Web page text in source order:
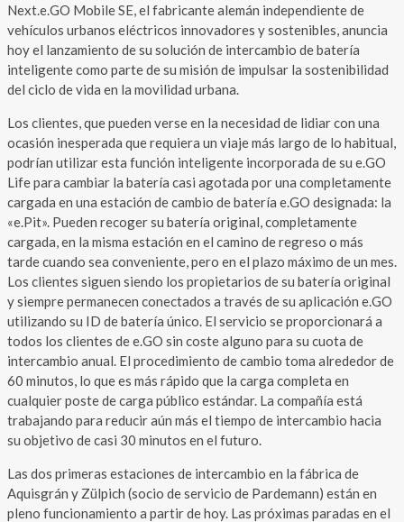
Next.e.GO Mobile SE, el fabricante alemán independiente de
vehículos urbanos eléctricos innovadores y sostenibles, anuncia
hoy el lanzamiento de su solución de intercambio de batería
inteligente como parte de su misión de impulsar la sostenibilidad
del ciclo de vida en la movilidad urbana.
Los clientes, que pueden verse en la necesidad de lidiar con una
ocasión inesperada que requiera un viaje más largo de lo habitual,
podrían utilizar esta función inteligente incorporada de su e.GO
Life para cambiar la batería casi agotada por una completamente
cargada en una estación de cambio de batería e.GO designada: la
«e.Pit». Pueden recoger su batería original, completamente
cargada, en la misma estación en el camino de regreso o más
tarde cuando sea conveniente, pero en el plazo máximo de un mes.
Los clientes siguen siendo los propietarios de su batería original
y siempre permanecen conectados a través de su aplicación e.GO
utilizando su ID de batería único. El servicio se proporcionará a
todos los clientes de e.GO sin coste alguno para su cuota de
intercambio anual. El procedimiento de cambio toma alrededor de
60 minutos, lo que es más rápido que la carga completa en
cualquier poste de carga público estándar. La compañía está
trabajando para reducir aún más el tiempo de intercambio hacia
su objetivo de casi 30 minutos en el futuro.
Las dos primeras estaciones de intercambio en la fábrica de
Aquisgrán y Zülpich (socio de servicio de Pardemann) están en
pleno funcionamiento a partir de hoy. Las próximas paradas en el